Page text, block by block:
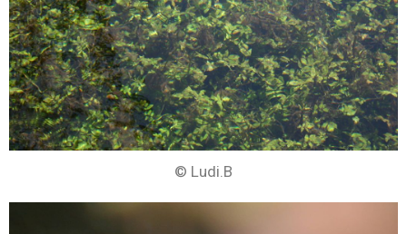
© Ludi.B